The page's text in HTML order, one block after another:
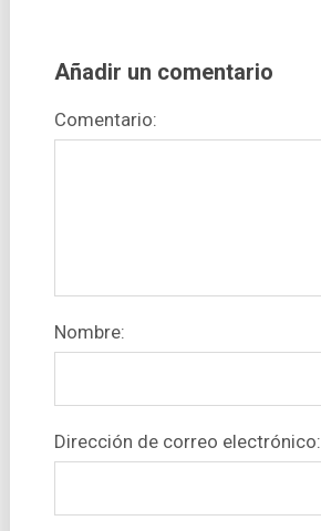
Añadir un comentario
Comentario:
Nombre:
Dirección de correo electrónico: